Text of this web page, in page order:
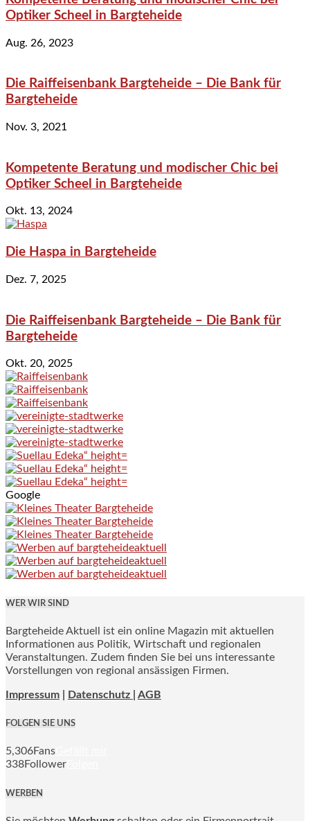
Optiker Scheel in Bargteheide
Aug. 26, 2023
Die Raiffeisenbank Bargteheide – Die Bank für
Bargteheide
Nov. 3, 2021
Kompetente Beratung und modischer Chic bei
Optiker Scheel in Bargteheide
Okt. 13, 2024
Die Haspa in Bargteheide
Dez. 7, 2025
Die Raiffeisenbank Bargteheide – Die Bank für
Bargteheide
Okt. 20, 2025
Google
WER WIR SIND
Bargteheide Aktuell ist ein online Magazin mit aktuellen
Informationen aus Politik, Wirtschaft und regionalen
Veranstaltungen. Zudem finden Sie bei uns interessante
Vorstellungen von regional ansässigen Firmen.
Impressum Datenschutz | AGB
FOLGEN SIE UNS
5,306Fans
338Follower
WERBEN